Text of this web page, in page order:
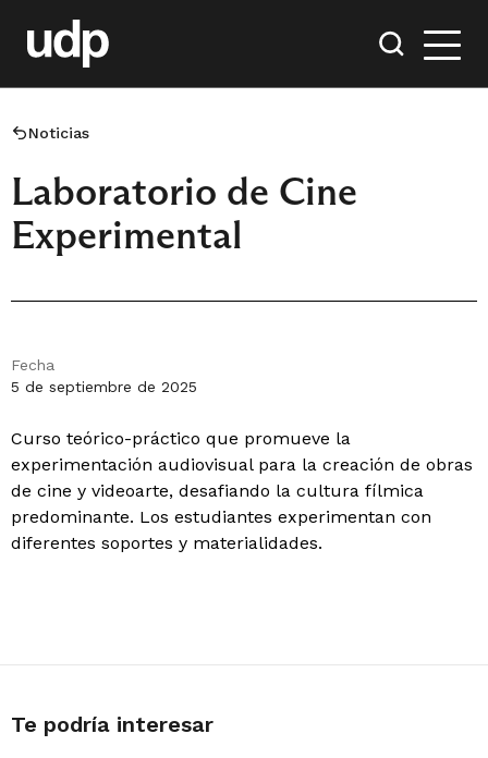
Noticias
Laboratorio de Cine
Experimental
Fecha
5 de septiembre de 2025
Curso teórico-práctico que promueve la
experimentación audiovisual para la creación de obras
de cine y videoarte, desafiando la cultura fílmica
predominante. Los estudiantes experimentan con
diferentes soportes y materialidades.
Te podría interesar